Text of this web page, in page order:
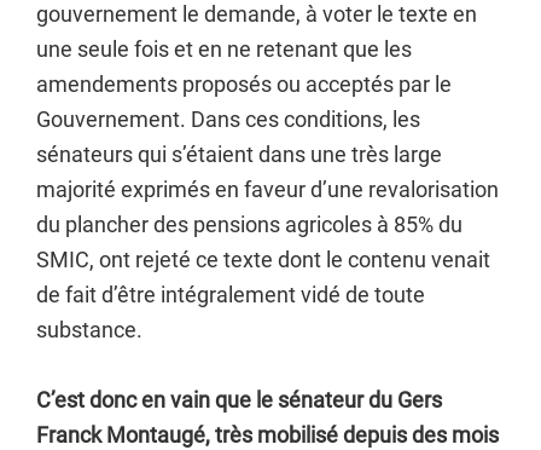
gouvernement le demande, à voter le texte en
une seule fois et en ne retenant que les
amendements proposés ou acceptés par le
Gouvernement. Dans ces conditions, les
sénateurs qui s’étaient dans une très large
majorité exprimés en faveur d’une revalorisation
du plancher des pensions agricoles à 85% du
SMIC, ont rejeté ce texte dont le contenu venait
de fait d’être intégralement vidé de toute
substance.
C’est donc en vain que le sénateur du Gers
Franck Montaugé, très mobilisé depuis des mois